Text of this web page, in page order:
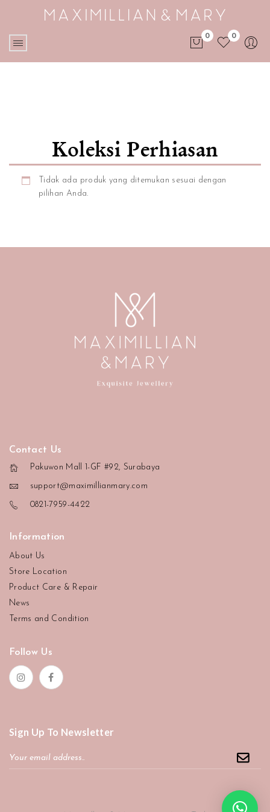
0 0
Koleksi Perhiasan
Tidak ada produk yang ditemukan sesuai dengan
pilihan Anda.
Contact Us
Pakuwon Mall 1-GF #92, Surabaya
support@maximillianmary.com
0821-7959-4422
Information
About Us
Store Location
Product Care & Repair
News
Terms and Condition
Follow Us
Sign Up To Newsletter